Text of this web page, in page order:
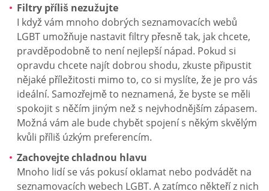
Filtry příliš nezužujte
I když vám mnoho dobrých seznamovacích webů
LGBT umožňuje nastavit filtry přesně tak, jak chcete,
pravděpodobně to není nejlepší nápad. Pokud si
opravdu chcete najít dobrou shodu, zkuste připustit
nějaké příležitosti mimo to, co si myslíte, že je pro vás
ideální. Samozřejmě to neznamená, že byste se měli
spokojit s něčím jiným než s nejvhodnějším zápasem.
Možná vám ale bude chybět spojení s někým skvělým
kvůli příliš úzkým preferencím.
Zachovejte chladnou hlavu
Mnoho lidí se vás pokusí oklamat nebo podvádět na
seznamovacích webech LGBT. A zatímco někteří z nich